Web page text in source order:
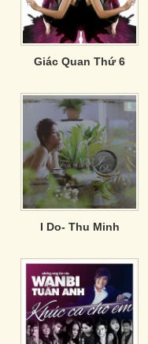
Giác Quan Thứ 6
I Do- Thu Minh